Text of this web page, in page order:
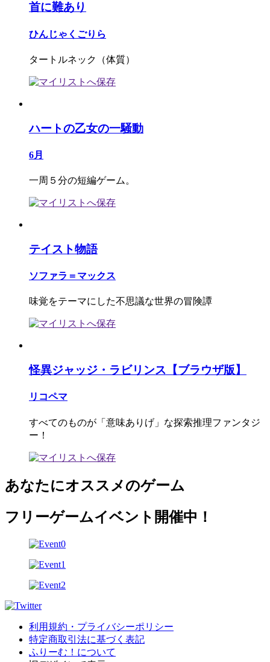
首に難あり
ひんじゃくごりら
タートルネック（体質）
ハートの乙女の一騒動
6月
一周５分の短編ゲーム。
テイスト物語
ソファラ＝マックス
味覚をテーマにした不思議な世界の冒険譚
怪異ジャッジ・ラビリンス【ブラウザ版】
リコペマ
すべてのものが「意味ありげ」な探索推理ファンタジ
ー！
あなたにオススメのゲーム
フリーゲームイベント開催中！
利用規約・プライバシーポリシー
特定商取引法に基づく表記
ふりーむ！について